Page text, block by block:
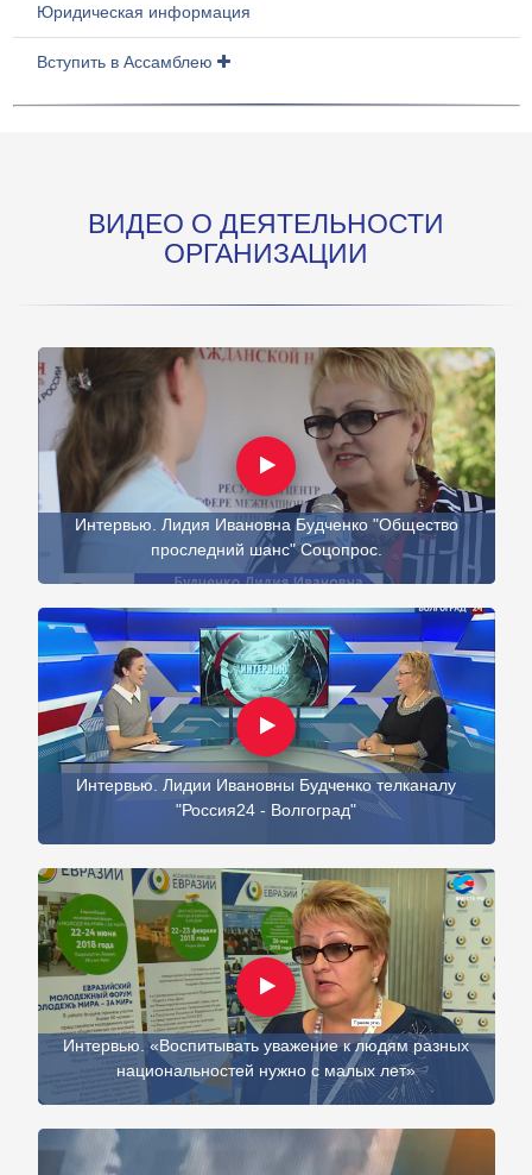
Юридическая информация
Вступить в Ассамблею
ВИДЕО О ДЕЯТЕЛЬНОСТИ
ОРГАНИЗАЦИИ
Интервью. Лидия Ивановна Будченко "Общество
проследний шанс" Соцопрос.
Интервью. Лидии Ивановны Будченко телканалу
"Россия24 - Волгоград"
Интервью. «Воспитывать уважение к людям разных
национальностей нужно с малых лет»